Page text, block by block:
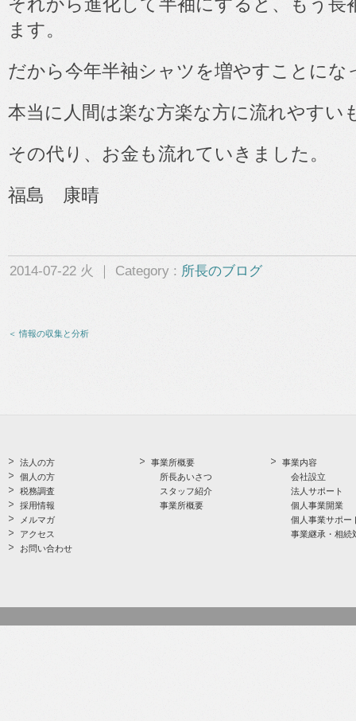
ます。
だから今年半袖シャツを増やすことにな
本当に人間は楽な方楽な方に流れやすい
その代り、お金も流れていきました。
福島 康晴
2014-07-22 火 ｜ Category : 所長のブログ
＜ 情報の収集と分析
法人の方
個人の方
税務調査
採用情報
メルマガ
アクセス
お問い合わせ
事業所概要
所長あいさつ
スタッフ紹介
事業所概要
事業内容
会社設立
法人サポート
個人事業開業
個人事業サポー
事業継承・相続